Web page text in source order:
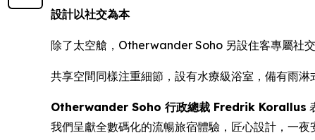
設計以社交為本
除了太空艙，Otherwander Soho 另設住客專屬社
共享空間同樣注重細節，設有水療級浴室，備有雨淋
Otherwander Soho 行政總裁 Fredrik Korallus
我們呈獻全數碼化的流暢旅宿體驗，匠心設計，一